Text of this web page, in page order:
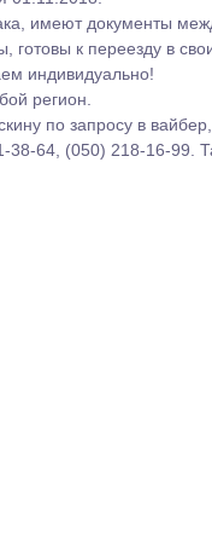
имеют документы
готовы к переезду в
индивидуально!
регион.
по запросу в
38-64, (050) 218-16-99.